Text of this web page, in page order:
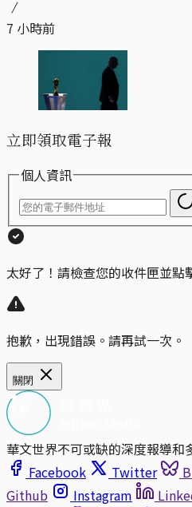
7 小時前
立即領取電子報
個人資訊
太好了！請檢查您的收件匣並點
抱歉，出現錯誤。請再試一次。
關閉
華文世界不可或缺的深度報導和
Facebook
Twitter
Github
Instagram